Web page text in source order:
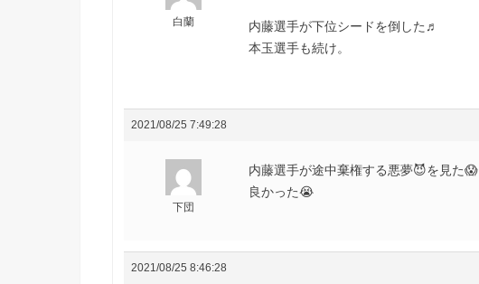
白蘭
内藤選手が下位シードを倒した♬
本玉選手も続け。
2021/08/25 7:49:28
下団
内藤選手が途中棄権する悪夢😈を見た😱
良かった😭
2021/08/25 8:46:28